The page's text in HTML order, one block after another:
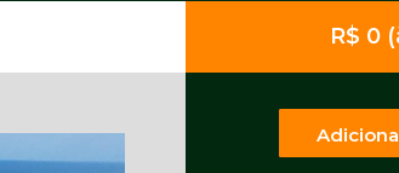
R$ 0